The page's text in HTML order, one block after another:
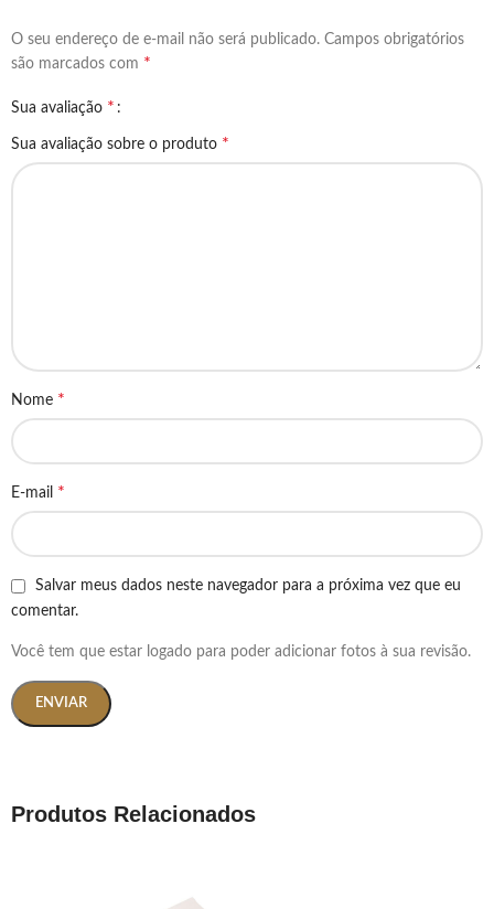
O seu endereço de e-mail não será publicado. Campos obrigatórios
são marcados com *
Sua avaliação *
Sua avaliação sobre o produto *
Nome *
E-mail *
Salvar meus dados neste navegador para a próxima vez que eu
comentar.
Você tem que estar logado para poder adicionar fotos à sua revisão.
Produtos Relacionados